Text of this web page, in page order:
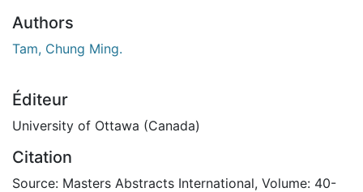
Authors
Tam, Chung Ming.
Éditeur
University of Ottawa (Canada)
Citation
Source: Masters Abstracts International, Volume: 40-